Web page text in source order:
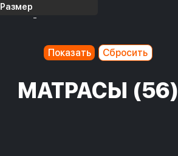
Размер
МАТРАСЫ (56)